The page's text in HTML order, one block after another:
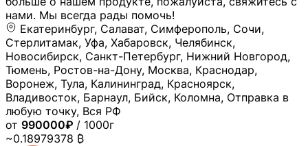
нами. Мы всегда рады помочь!
Екатеринбург, Салават, Симферополь, Сочи,
Стерлитамак, Уфа, Хабаровск, Челябинск,
Новосибирск, Санкт-Петербург, Нижний Новгород,
Тюмень, Ростов-на-Дону, Москва, Краснодар,
Воронеж, Тула, Калининград, Красноярск,
Владивосток, Барнаул, Бийск, Коломна, Отправка в
любую точку, Вся РФ
от 990000₽ / 1000г
~0.18979378 ₿